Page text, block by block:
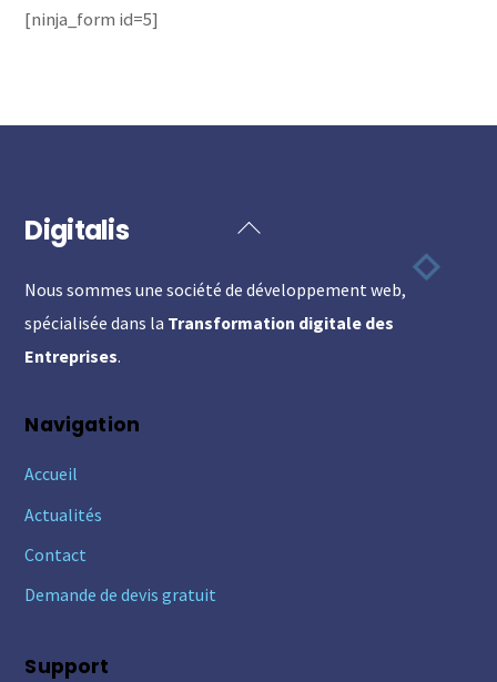
[ninja_form id=5]
Back
Top
Digitalis
Nous sommes une société de développement web,
spécialisée dans la Transformation digitale des
Entreprises.
Navigation
Accueil
Actualités
Contact
Demande de devis gratuit
Support